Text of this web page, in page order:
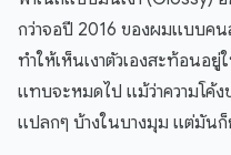
กว่าจอปี 2016 ของผมแบบค
ทำให้เห็นเงาตัวเองสะท้อนอ
แทบจะหมดไป แม้ว่าความโค้ง
แปลกๆ บ้างในบางมุม แต่มันก็